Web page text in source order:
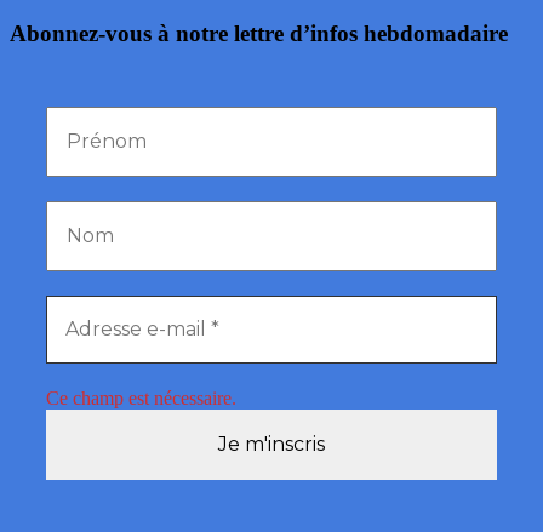
Abonnez-vous à notre lettre d’infos hebdomadaire
Ce champ est nécessaire.